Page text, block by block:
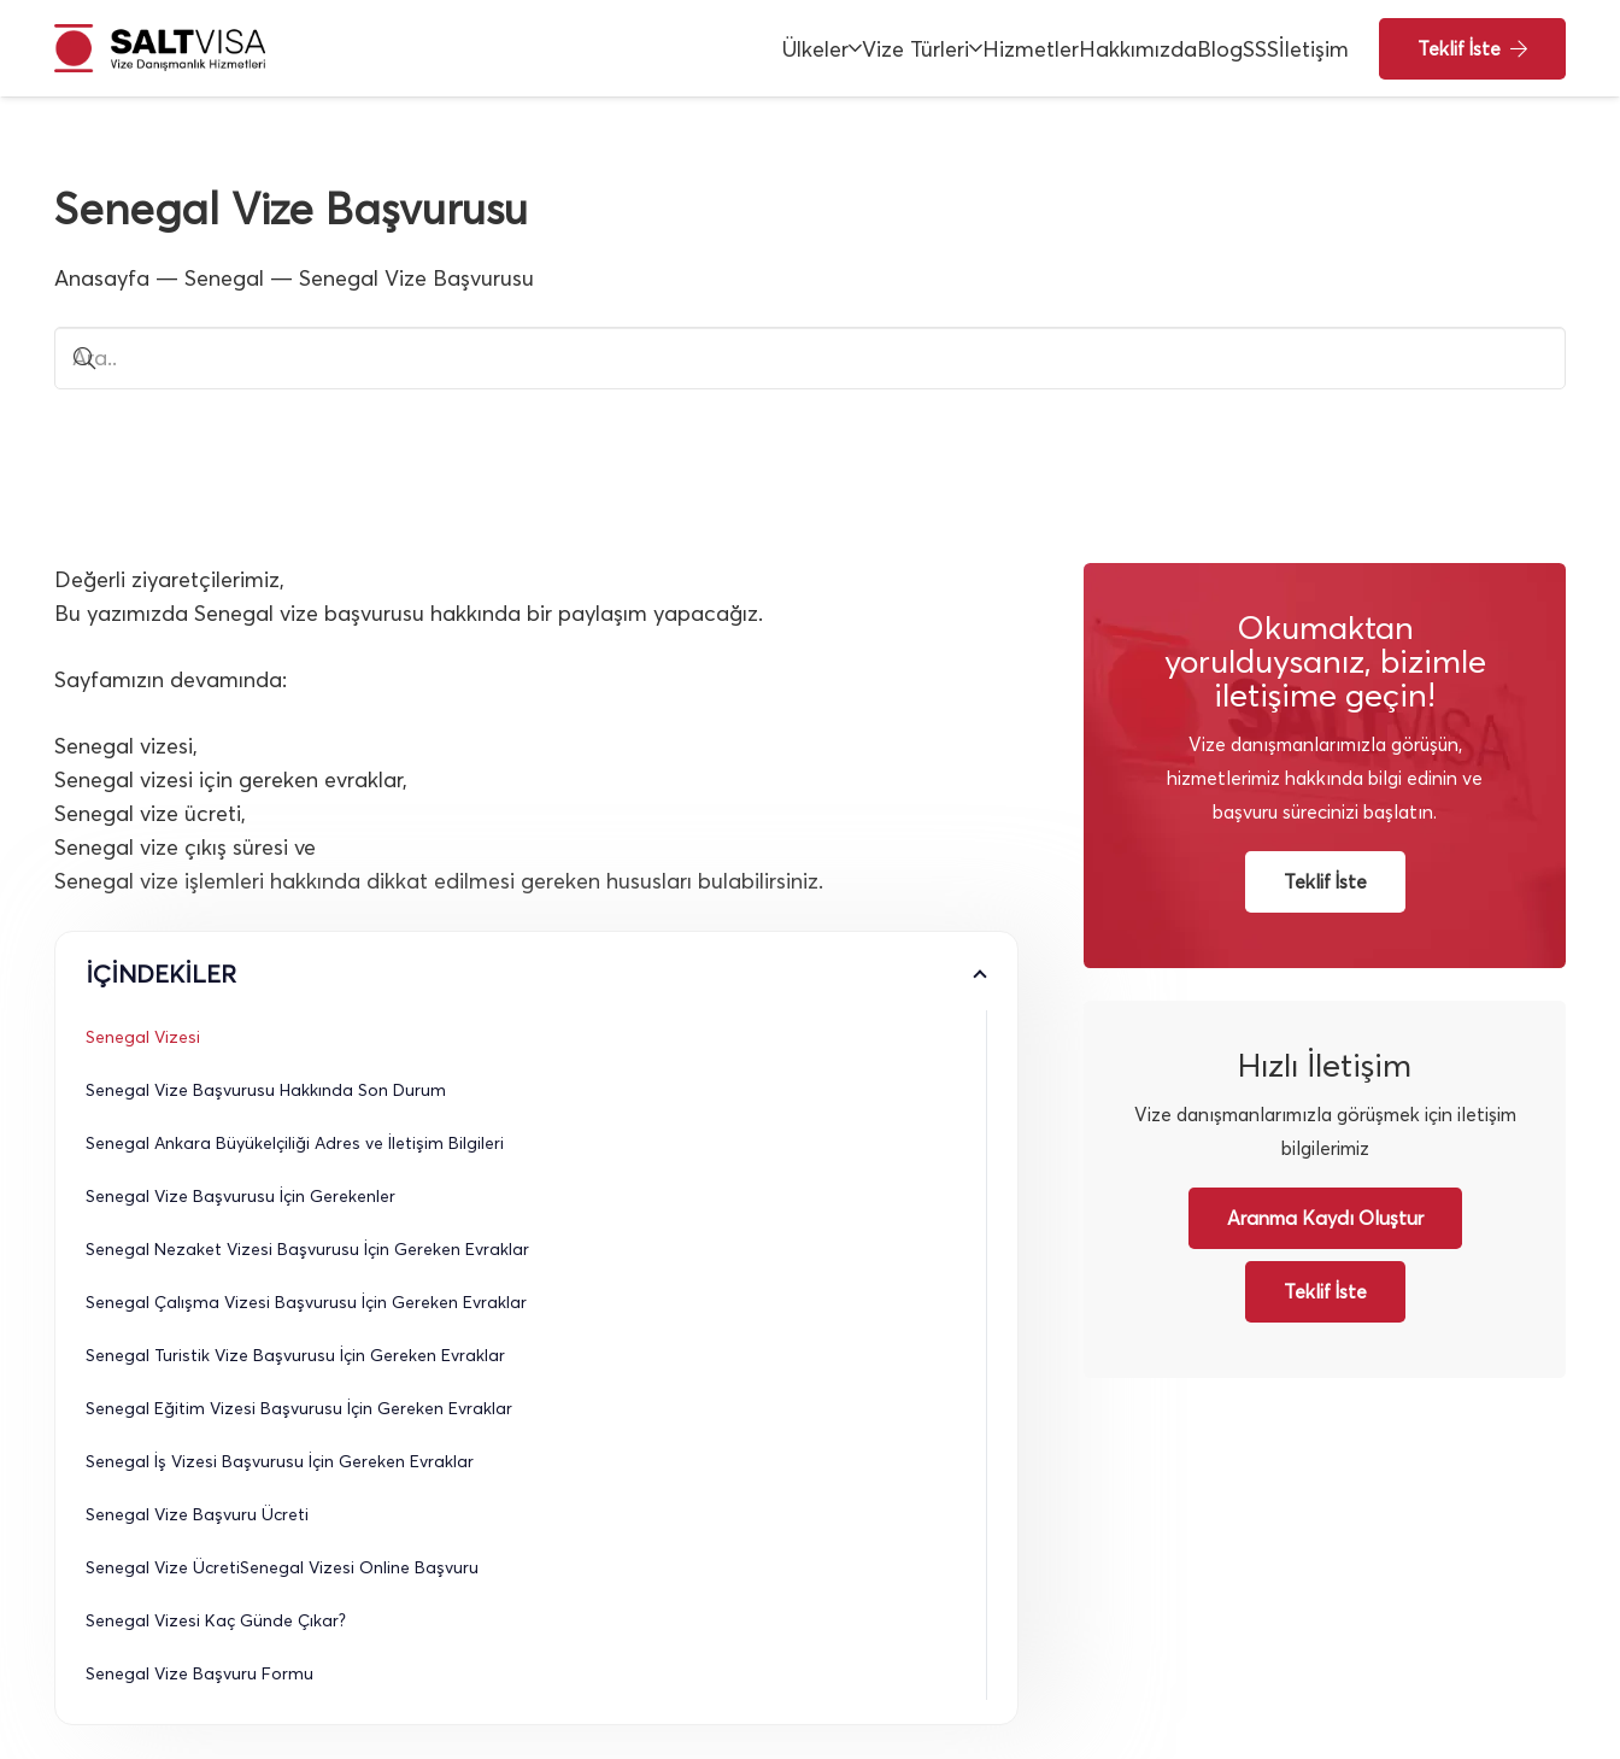
Ülkeler Vize Türleri HizmetlerHakkımızdaBlogSSSİletişim Teklif İste
Senegal Vize Başvurusu
Anasayfa — Senegal — Senegal Vize Başvurusu
Değerli ziyaretçilerimiz,
Bu yazımızda Senegal vize başvurusu hakkında bir paylaşım yapacağız.
Sayfamızın devamında:
Senegal vizesi,
Senegal vizesi için gereken evraklar,
Senegal vize ücreti,
Senegal vize çıkış süresi ve
Senegal vize işlemleri hakkında dikkat edilmesi gereken hususları bulabilirsiniz.
İÇİNDEKİLER
Senegal Vizesi
Senegal Vize Başvurusu Hakkında Son Durum
Senegal Ankara Büyükelçiliği Adres ve İletişim Bilgileri
Senegal Vize Başvurusu İçin Gerekenler
Senegal Nezaket Vizesi Başvurusu İçin Gereken Evraklar
Senegal Çalışma Vizesi Başvurusu İçin Gereken Evraklar
Senegal Turistik Vize Başvurusu İçin Gereken Evraklar
Senegal Eğitim Vizesi Başvurusu İçin Gereken Evraklar
Senegal İş Vizesi Başvurusu İçin Gereken Evraklar
Senegal Vize Başvuru Ücreti
Senegal Vize ÜcretiSenegal Vizesi Online Başvuru
Senegal Vizesi Kaç Günde Çıkar?
Senegal Vize Başvuru Formu
Okumaktan
yorulduysanız, bizimle
iletişime geçin!
Vize danışmanlarımızla görüşün,
hizmetlerimiz hakkında bilgi edinin ve
başvuru sürecinizi başlatın.
Teklif İste
Hızlı İletişim
Vize danışmanlarımızla görüşmek için iletişim
bilgilerimiz
Aranma Kaydı Oluştur
Teklif İste